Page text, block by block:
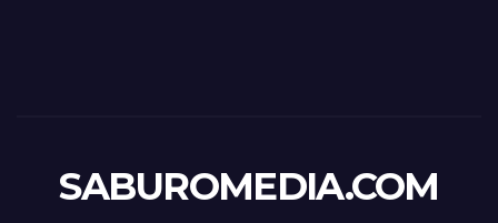
SABUROMEDIA.COM